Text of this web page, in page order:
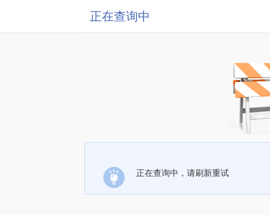
正在查询中
正在查询中，请刷新重试